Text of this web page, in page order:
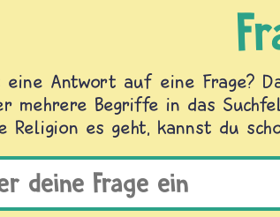
eine Antwort auf eine Frage?
mehrere Begriffe in das
Religion es geht, kannst du